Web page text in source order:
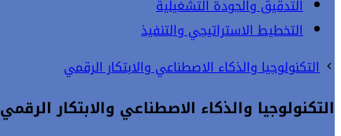
التدقيق والجودة التشغيلية
التخطيط الاستراتيجي والتنفيذ
التكنولوجيا والذكاء الاصطناعي والابتكار الرقمي
التكنولوجيا والذكاء الاصطناعي والابتكار الرقمي